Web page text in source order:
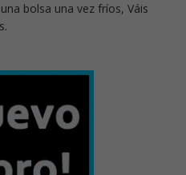
bolsa una vez fríos, Váis